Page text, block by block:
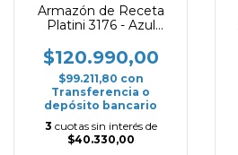
Armazón de Receta
Platini 3176 - Azul
$120.990,00
$99.211,80 con
Transferencia o
depósito bancario
3 cuotas sin interés de
$40.330,00